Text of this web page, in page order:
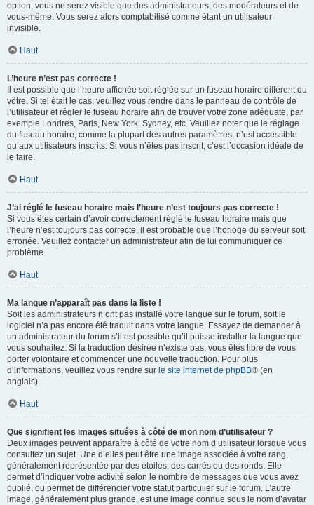
option, vous ne serez visible que des administrateurs, des modérateurs et de
vous-même. Vous serez alors comptabilisé comme étant un utilisateur
invisible.
Haut
L’heure n’est pas correcte !
Il est possible que l’heure affichée soit réglée sur un fuseau horaire différent du
vôtre. Si tel était le cas, veuillez vous rendre dans le panneau de contrôle de
l’utilisateur et régler le fuseau horaire afin de trouver votre zone adéquate, par
exemple Londres, Paris, New York, Sydney, etc. Veuillez noter que le réglage
du fuseau horaire, comme la plupart des autres paramètres, n’est accessible
qu’aux utilisateurs inscrits. Si vous n’êtes pas inscrit, c’est l’occasion idéale de
le faire.
Haut
J’ai réglé le fuseau horaire mais l’heure n’est toujours pas correcte !
Si vous êtes certain d’avoir correctement réglé le fuseau horaire mais que
l’heure n’est toujours pas correcte, il est probable que l’horloge du serveur soit
erronée. Veuillez contacter un administrateur afin de lui communiquer ce
problème.
Haut
Ma langue n’apparaît pas dans la liste !
Soit les administrateurs n’ont pas installé votre langue sur le forum, soit le
logiciel n’a pas encore été traduit dans votre langue. Essayez de demander à
un administrateur du forum s’il est possible qu’il puisse installer la langue que
vous souhaitez. Si la traduction désirée n’existe pas, vous êtes libre de vous
porter volontaire et commencer une nouvelle traduction. Pour plus
d’informations, veuillez vous rendre sur le site internet de phpBB® (en
anglais).
Haut
Que signifient les images situées à côté de mon nom d’utilisateur ?
Deux images peuvent apparaître à côté de votre nom d’utilisateur lorsque vous
consultez un sujet. Une d’elles peut être une image associée à votre rang,
généralement représentée par des étoiles, des carrés ou des ronds. Elle
permet d’indiquer votre activité selon le nombre de messages que vous avez
publié, ou permet de différencier votre statut particulier sur le forum. L’autre
image, généralement plus grande, est une image connue sous le nom d’avatar